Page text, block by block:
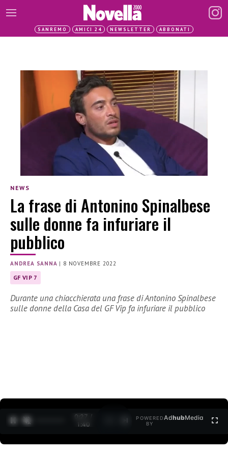
SANREMO AMICI 24 NEWSLETTER ABBONATI
NEWS
La frase di Antonino Spinalbese
sulle donne fa infuriare il
pubblico
ANDREA SANNA | 8 NOVEMBRE 2022
GF VIP 7
Durante una chiacchierata una frase di Antonino Spinalbese
sulle donne della Casa del GF Vip fa infuriare il pubblico
0:28 /
1:40
POWERED
BY
AdhubMedia